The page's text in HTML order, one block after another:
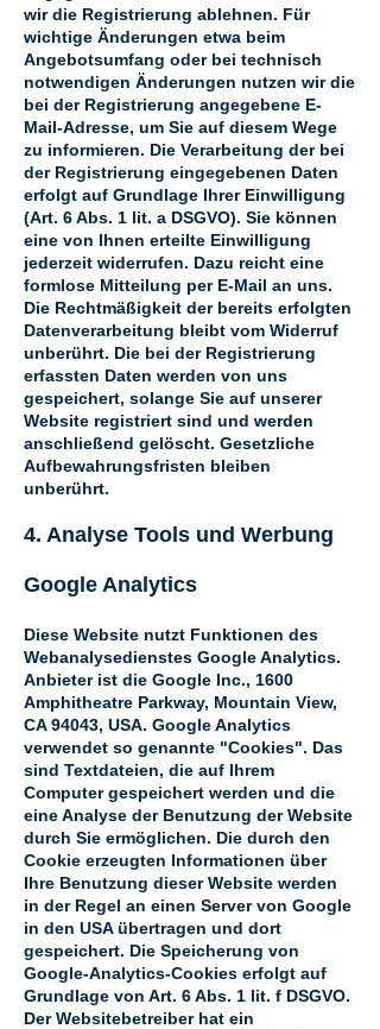
wir die Registrierung ablehnen. Für
wichtige Änderungen etwa beim
Angebotsumfang oder bei technisch
notwendigen Änderungen nutzen wir die
bei der Registrierung angegebene E-
Mail-Adresse, um Sie auf diesem Wege
zu informieren. Die Verarbeitung der bei
der Registrierung eingegebenen Daten
erfolgt auf Grundlage Ihrer Einwilligung
(Art. 6 Abs. 1 lit. a DSGVO). Sie können
eine von Ihnen erteilte Einwilligung
jederzeit widerrufen. Dazu reicht eine
formlose Mitteilung per E-Mail an uns.
Die Rechtmäßigkeit der bereits erfolgten
Datenverarbeitung bleibt vom Widerruf
unberührt. Die bei der Registrierung
erfassten Daten werden von uns
gespeichert, solange Sie auf unserer
Website registriert sind und werden
anschließend gelöscht. Gesetzliche
Aufbewahrungsfristen bleiben
unberührt.
4. Analyse Tools und Werbung
Google Analytics
Diese Website nutzt Funktionen des
Webanalysedienstes Google Analytics.
Anbieter ist die Google Inc., 1600
Amphitheatre Parkway, Mountain View,
CA 94043, USA. Google Analytics
verwendet so genannte "Cookies". Das
sind Textdateien, die auf Ihrem
Computer gespeichert werden und die
eine Analyse der Benutzung der Website
durch Sie ermöglichen. Die durch den
Cookie erzeugten Informationen über
Ihre Benutzung dieser Website werden
in der Regel an einen Server von Google
in den USA übertragen und dort
gespeichert. Die Speicherung von
Google-Analytics-Cookies erfolgt auf
Grundlage von Art. 6 Abs. 1 lit. f DSGVO.
Der Websitebetreiber hat ein